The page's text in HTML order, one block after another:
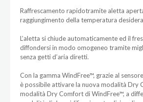
Raffrescamento rapidotramite aletta
raggiungimento della temperatura
L’aletta si chiude automaticamente ed il
diffondersi in modo omogeneo tramite
senza getti d’aria diretti.
Con la gamma WindFree™, grazie al
è possibile attivare la nuova modalità Dry
modalità Dry Comfort di WindFree™, a